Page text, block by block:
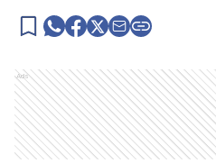
Ads